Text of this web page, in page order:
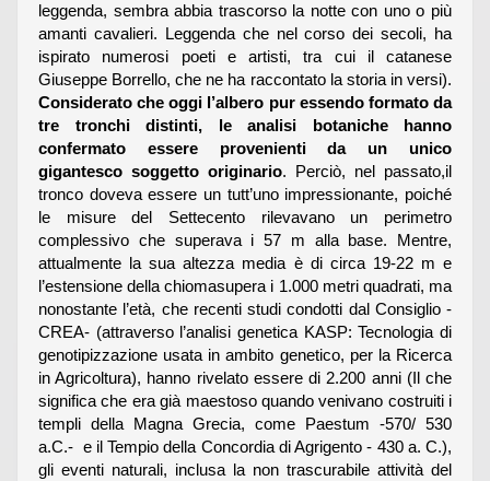
leggenda, sembra abbia trascorso la notte con uno o più
amanti cavalieri. Leggenda che nel corso dei secoli, ha
ispirato numerosi poeti e artisti, tra cui il catanese
Giuseppe Borrello, che ne ha raccontato la storia in versi).
Considerato che oggi l’albero pur essendo formato da
tre tronchi distinti, le analisi botaniche hanno
confermato essere provenienti da un unico
gigantesco soggetto originario. Perciò, nel passato,il
tronco doveva essere un tutt’uno impressionante, poiché
le misure del Settecento rilevavano un perimetro
complessivo che superava i 57 m alla base. Mentre,
attualmente la sua altezza media è di circa 19-22 m e
l’estensione della chiomasupera i 1.000 metri quadrati, ma
nonostante l’età, che recenti studi condotti dal Consiglio -
CREA- (attraverso l’analisi genetica KASP: Tecnologia di
genotipizzazione usata in ambito genetico, per la Ricerca
in Agricoltura), hanno rivelato essere di 2.200 anni (Il che
significa che era già maestoso quando venivano costruiti i
templi della Magna Grecia, come Paestum -570/ 530
a.C.- e il Tempio della Concordia di Agrigento - 430 a. C.),
gli eventi naturali, inclusa la non trascurabile attività del